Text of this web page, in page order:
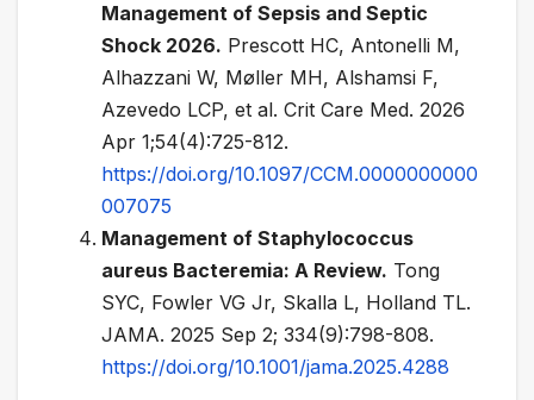
Management of Sepsis and Septic
Shock 2026. Prescott HC, Antonelli M,
Alhazzani W, Møller MH, Alshamsi F,
Azevedo LCP, et al. Crit Care Med. 2026
Apr 1;54(4):725-812.
https://doi.org/10.1097/CCM.0000000000
007075
Management of Staphylococcus
aureus Bacteremia: A Review. Tong
SYC, Fowler VG Jr, Skalla L, Holland TL.
JAMA. 2025 Sep 2; 334(9):798-808.
https://doi.org/10.1001/jama.2025.4288